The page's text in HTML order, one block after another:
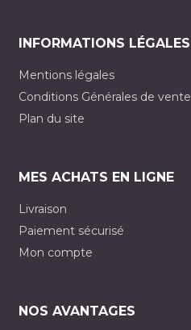
INFORMATIONS LÉGALES
Mentions légales
Conditions Générales de vente
Plan du site
MES ACHATS EN LIGNE
Livraison
Paiement sécurisé
Mon compte
NOS AVANTAGES